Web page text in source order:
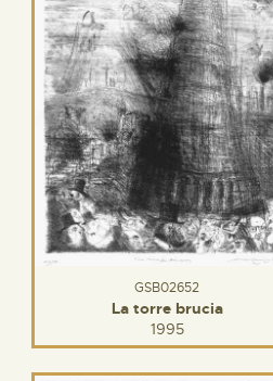
GSB02652
La torre brucia
1995